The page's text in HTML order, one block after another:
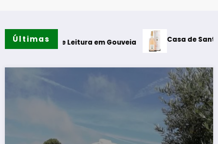
Últimas
de Leitura em Gouveia Casa de Santar Vinhos